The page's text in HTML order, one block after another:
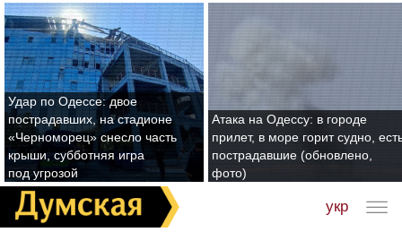
Удар по Одессе: двое
пострадавших, на стадионе
«Черноморец» снесло часть
крыши, субботняя игра
под угрозой
Атака на Одессу: в городе
прилет, в море горит судно,
пострадавшие (обновлено,
фото)
укр